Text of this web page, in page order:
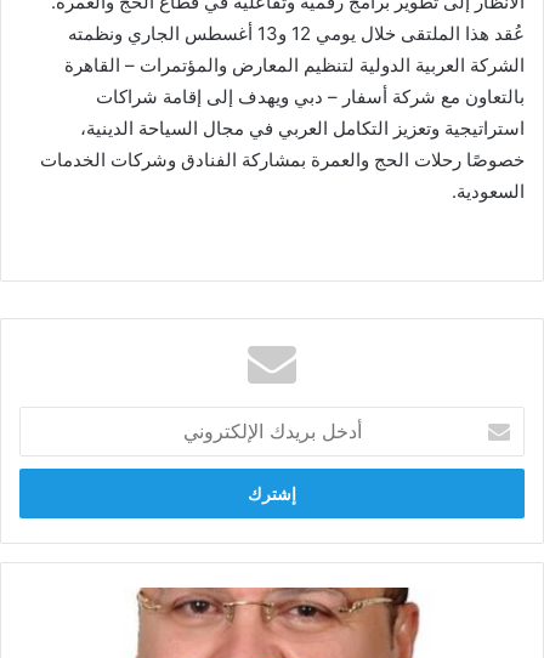
عُقد هذا الملتقى خلال يومي 12 و13 أغسطس الجاري ونظمته
الشركة العربية الدولية لتنظيم المعارض والمؤتمرات – القاهرة
بالتعاون مع شركة أسفار – دبي ويهدف إلى إقامة شراكات
استراتيجية وتعزيز التكامل العربي في مجال السياحة الدينية،
خصوصًا رحلات الحج والعمرة بمشاركة الفنادق وشركات الخدمات
السعودية.
بريدك
الإلكتروني